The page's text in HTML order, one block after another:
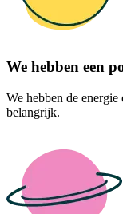
We hebben een
We hebben de
belangrijk.